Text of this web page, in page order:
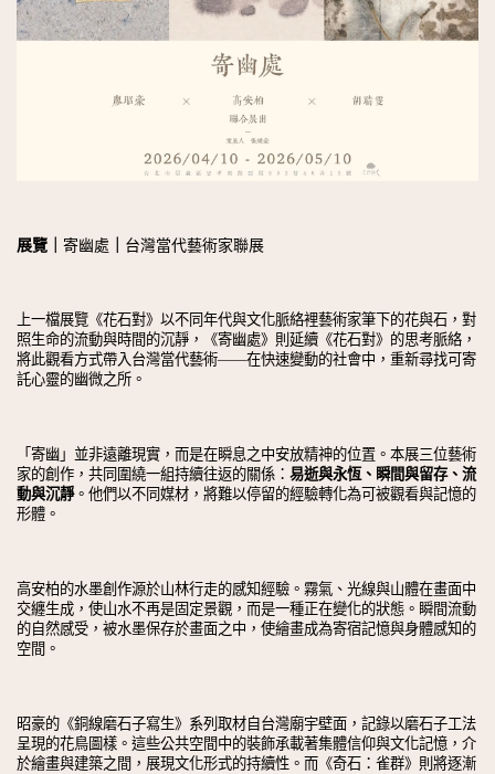
展覽｜ 寄幽處 台灣當代藝術家聯展
上一檔展覽《花石對》以不同年代與文化脈絡裡藝術家筆下的花與石，對
照生命的流動與時間的沉靜，《寄幽處》則延續《花石對》的思考脈絡，
將此觀看方式帶入台灣當代藝術——在快速變動的社會中，重新尋找可寄
託心靈的幽微之所。
「寄幽」並非遠離現實，而是在瞬息之中安放精神的位置。本展三位藝術
家的創作，共同圍繞一組持續往返的關係： 易逝與永恆、瞬間與留存、流
動與沉靜。他們以不同媒材，將難以停留的經驗轉化為可被觀看與記憶的
形體。
高安柏的水墨創作源於山林行走的感知經驗。霧氣、光線與山體在畫面中
交纏生成，使山水不再是固定景觀，而是一種正在變化的狀態。瞬間流動
的自然感受，被水墨保存於畫面之中，使繪畫成為寄宿記憶與身體感知的
空間。
昭豪的《銅線磨石子寫生》系列取材自台灣廟宇壁面，記錄以磨石子工法
呈現的花鳥圖樣。這些公共空間中的裝飾承載著集體信仰與文化記憶，介
於繪畫與建築之間，展現文化形式的持續性。而《奇石：雀群》則將逐漸